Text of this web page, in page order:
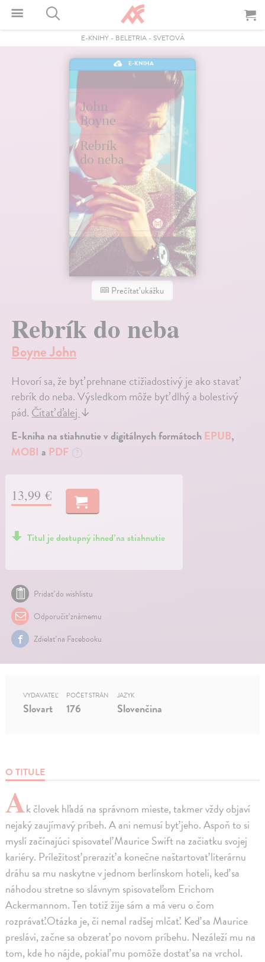
E-KNIHY- BELETRIA- SVETOVÁ
E-KNIHA
Prečítať ukážku
Rebrík do neba
Boyne John
Hovorí sa, že byť prehnane ctižiadostivý je ako stavať
rebrík do neba. Výsledkom môže byť dlhý a bolestivý
pád.Čítať ďalej↓
E-kniha na stiahnutie v digitálnych formátoch EPUB,
MOBI a PDF ?
13,99 €
Titul je dostupný ihneď na stiahnutie
Pridať do wishlistu
Odporučiť známemu
Zdielať na Facebooku
O TITULE
Ak človek hľadá na správnom mieste, takmer vždy objaví
nejaký zaujímavý príbeh. A ani nemusí byť jeho. Aspoň to si
myslí začínajúci spisovateľ Maurice Swift na začiatku svojej
kariéry. Príležitosť preraziť a konečne naštartovať literárnu
dráhu sa mu naskytne v jednom berlínskom hoteli, keď sa
náhodou stretne so slávnym spisovateľom Erichom
Ackermannom. Ten totiž žije sám a má veru o čom
rozprávať.Otázka je, či nemal radšej mlčať. Keď sa Maurice
preslávi, začne sa obzerať po novom príbehu. Nezáleží mu na
tom, kde ho nájde, pokiaľ mu pomôže dostať sa na vrchol.
VYDAVATEĽ
Slovart
POČET STRÁN
176
JAZYK
Slovenčina